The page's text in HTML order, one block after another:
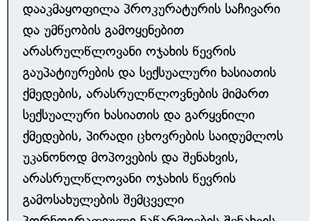
დააკმაყოფილა პროკურატურის საჩივარი
და უმწეობის გამოყენებით
არასრულწლოვანი ოჯახის წევრის
გაუპატიურების და სექსუალური ხასიათის
ქმედების, არასრულწლოვნების მიმართ
სექსუალური ხასიათის და გარყვნილი
ქმედების, პირადი ცხოვრების საიდუმლოს
უკანონოდ მოპოვების და შენახვის,
არასრულწლოვანი ოჯახის წევრის
გამოსახულების შემცველი